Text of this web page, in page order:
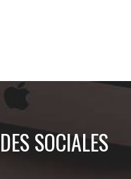
SOCIALES